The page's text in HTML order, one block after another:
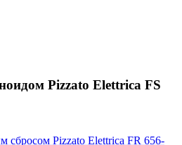
Pizzato Elettrica FS